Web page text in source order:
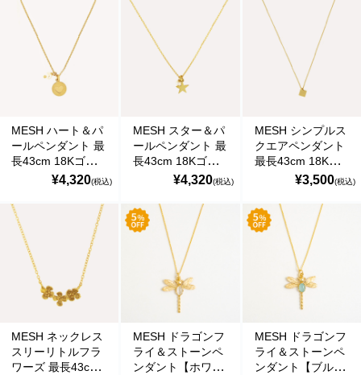
COL0147 Gold
Necklace
COL0146GYM
Gold Necklace
Gold Necklace
MESH ハート＆パ
ールペンダント 最
長43cm 18Kゴー
ルドコート シルバ
直輸入 COL0014
Gold Necklace
¥4,320(税込)
MESH スター＆パ
ールペンダント 最
長43cm 18Kゴー
ルドコート シルバ
直輸入 COL0014
Gold Necklace
¥4,320(税込)
MESH シンプルス
クエアペンダント
最長43cm 18Kゴ
ールドコート シル
ル直輸入
COL00P1 Gold
Necklace
¥3,500(税込)
MESH ネックレス
スリーリトルフラ
ワーズ 最長43cm
MESH ドラゴンフ
ライ＆ストーンペ
ンダント【ホワイ
MESH ドラゴンフ
ライ＆ストーンペ
ンダント【ブル